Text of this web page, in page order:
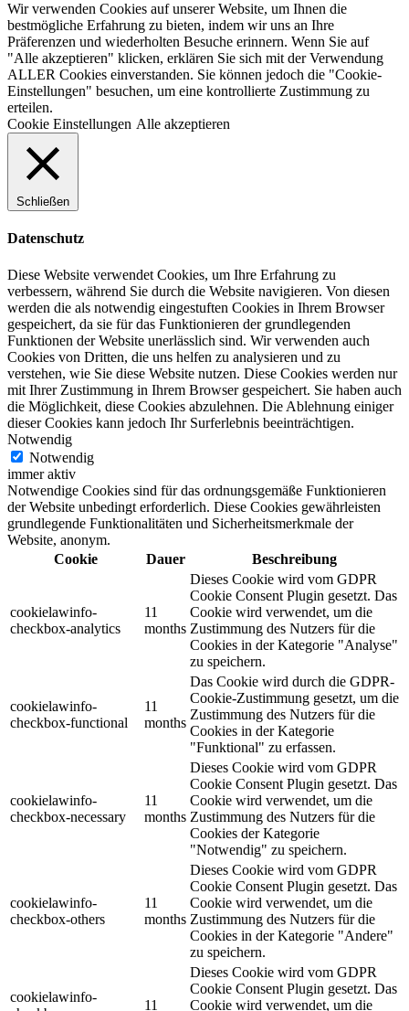
Wir verwenden Cookies auf unserer Website, um Ihnen die
bestmögliche Erfahrung zu bieten, indem wir uns an Ihre
Präferenzen und wiederholten Besuche erinnern. Wenn Sie auf
"Alle akzeptieren" klicken, erklären Sie sich mit der Verwendung
ALLER Cookies einverstanden. Sie können jedoch die "Cookie-
Einstellungen" besuchen, um eine kontrollierte Zustimmung zu
erteilen.
Cookie Einstellungen Alle akzeptieren
Schließen
Datenschutz
Diese Website verwendet Cookies, um Ihre Erfahrung zu
verbessern, während Sie durch die Website navigieren. Von diesen
werden die als notwendig eingestuften Cookies in Ihrem Browser
gespeichert, da sie für das Funktionieren der grundlegenden
Funktionen der Website unerlässlich sind. Wir verwenden auch
Cookies von Dritten, die uns helfen zu analysieren und zu
verstehen, wie Sie diese Website nutzen. Diese Cookies werden nur
mit Ihrer Zustimmung in Ihrem Browser gespeichert. Sie haben auch
die Möglichkeit, diese Cookies abzulehnen. Die Ablehnung einiger
dieser Cookies kann jedoch Ihr Surferlebnis beeinträchtigen.
Notwendig
Notwendig
immer aktiv
Notwendige Cookies sind für das ordnungsgemäße Funktionieren
der Website unbedingt erforderlich. Diese Cookies gewährleisten
grundlegende Funktionalitäten und Sicherheitsmerkmale der
Website, anonym.
Cookie
Dauer Beschreibung
cookielawinfo-
checkbox-analytics
11
months
Dieses Cookie wird vom GDPR
Cookie Consent Plugin gesetzt. Das
Cookie wird verwendet, um die
Zustimmung des Nutzers für die
Cookies in der Kategorie "Analyse"
zu speichern.
cookielawinfo-
checkbox-functional
11
months
Das Cookie wird durch die GDPR-
Cookie-Zustimmung gesetzt, um die
Zustimmung des Nutzers für die
Cookies in der Kategorie
"Funktional" zu erfassen.
cookielawinfo-
checkbox-necessary
11
months
Dieses Cookie wird vom GDPR
Cookie Consent Plugin gesetzt. Das
Cookie wird verwendet, um die
Zustimmung des Nutzers für die
Cookies der Kategorie
"Notwendig" zu speichern.
cookielawinfo-
checkbox-others
11
months
Dieses Cookie wird vom GDPR
Cookie Consent Plugin gesetzt. Das
Cookie wird verwendet, um die
Zustimmung des Nutzers für die
Cookies in der Kategorie "Andere"
zu speichern.
cookielawinfo-
11
Dieses Cookie wird vom GDPR
Cookie Consent Plugin gesetzt. Das
Cookie wird verwendet, um die